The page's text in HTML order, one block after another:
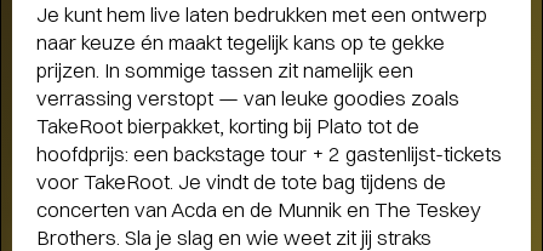
Je kunt hem live laten bedrukken met een ontwerp
naar keuze én maakt tegelijk kans op te gekke
prijzen. In sommige tassen zit namelijk een
verrassing verstopt — van leuke goodies zoals
TakeRoot bierpakket, korting bij Plato tot de
hoofdprijs: een backstage tour + 2 gastenlijst-tickets
voor TakeRoot. Je vindt de tote bag tijdens de
concerten van Acda en de Munnik en The Teskey
Brothers. Sla je slag en wie weet zit jij straks